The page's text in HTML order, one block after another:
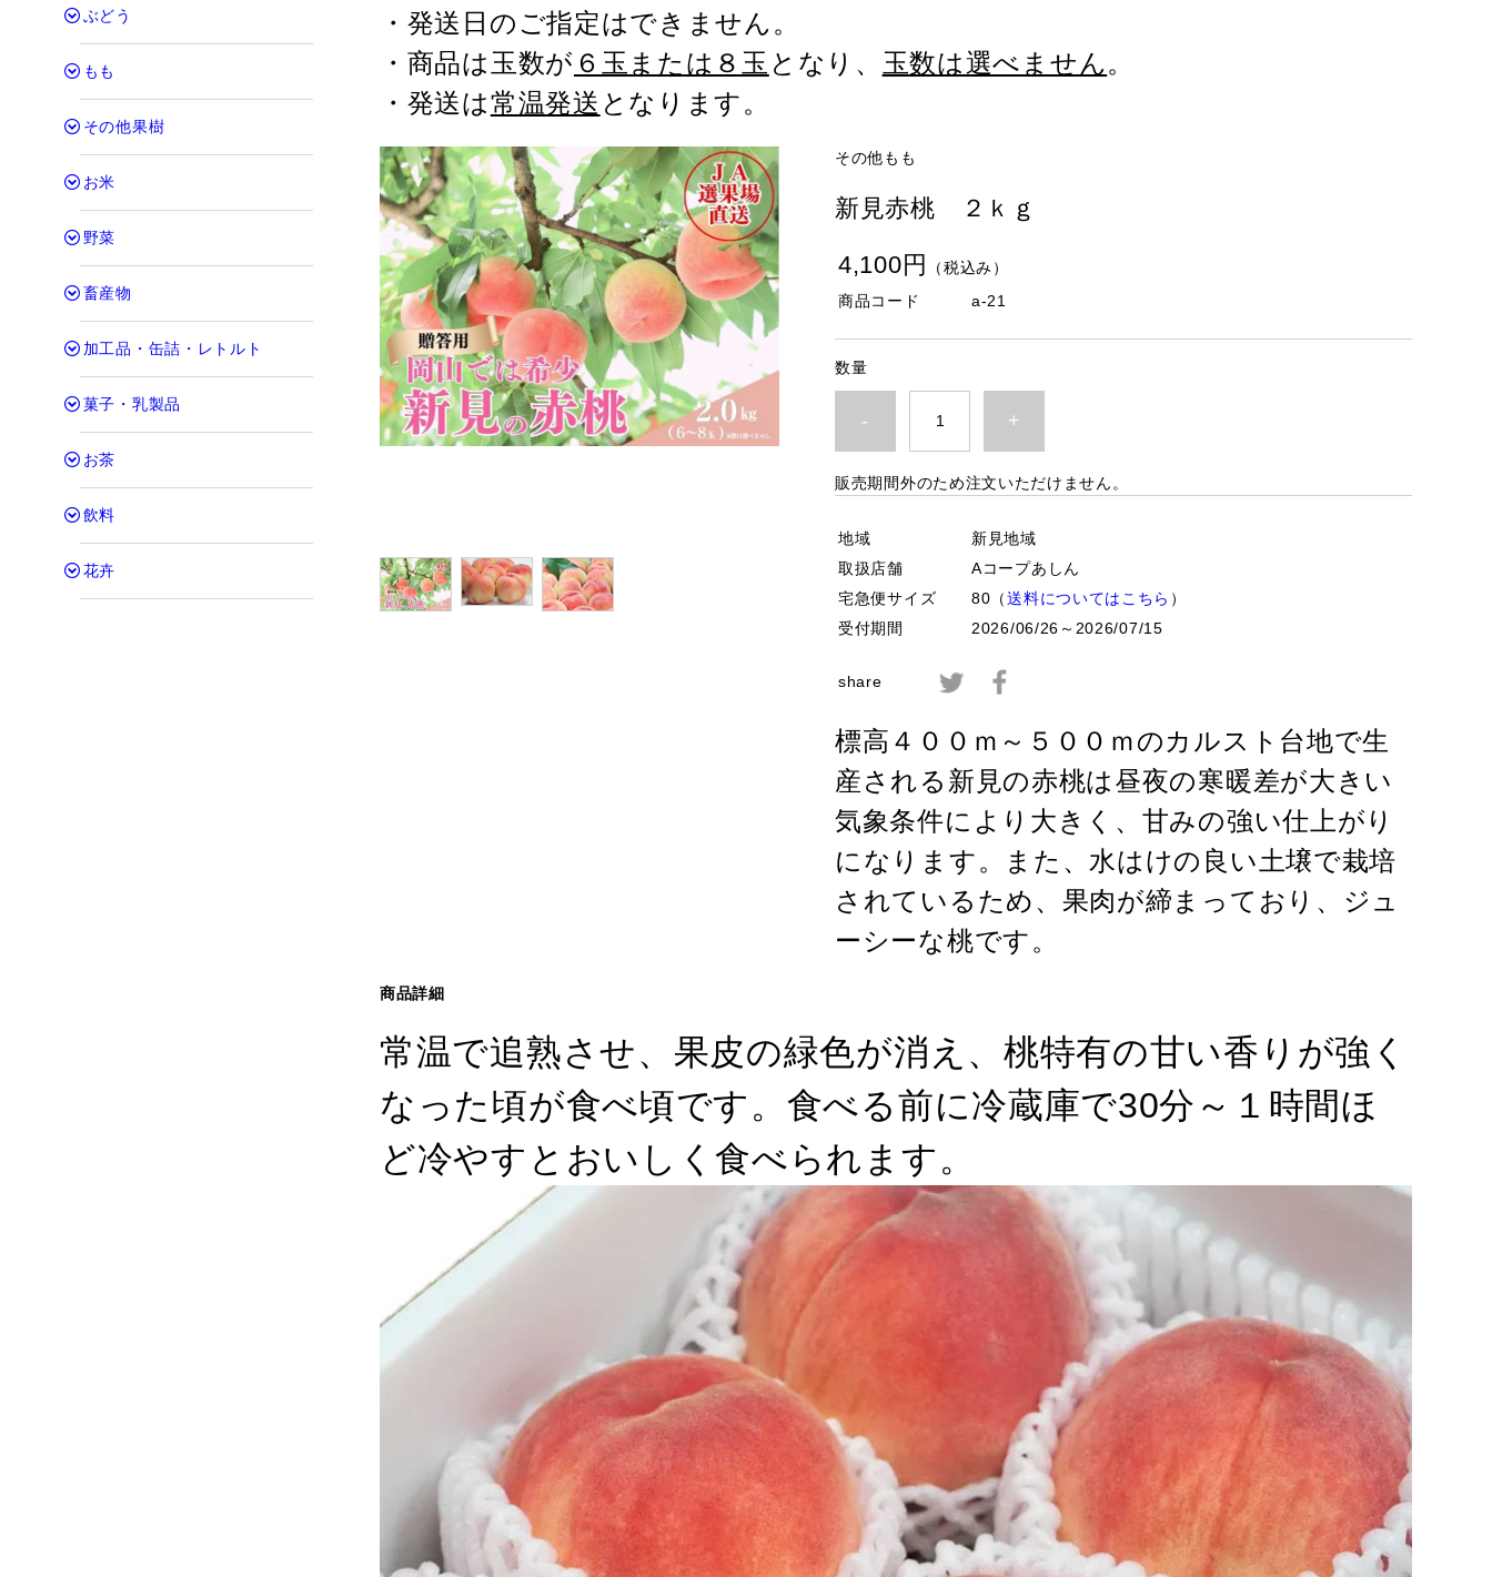
・発送日のご指定はできません。
・商品は玉数が ６玉または８玉 となり、 玉数は選べません。
・発送は常温発送 となります。
その他もも
新見赤桃 ２ｋｇ
4,100円
（税込み）
商品コード
a-21
数量
- +
販売期間外のため注文いただけません。
地域
新見地域
取扱店舗
Aコープあしん
宅急便サイズ
80（送料についてはこちら ）
受付期間
2026/06/26～2026/07/15
share
標高４００ｍ～５００ｍのカルスト台地で生
産される新見の赤桃は昼夜の寒暖差が大きい
気象条件により大きく、甘みの強い仕上がり
になります。また、水はけの良い土壌で栽培
されているため、果肉が締まっており、ジュ
ーシーな桃です。
商品詳細
常温で追熟させ、果皮の緑色が消え、桃特有の甘い香りが強く
なった頃が食べ頃です。食べる前に冷蔵庫で30分～１時間ほ
ど冷やすとおいしく食べられます。
ぶどう
もも
その他果樹
お米
野菜
畜産物
加工品・缶詰・レトルト
菓子・乳製品
お茶
飲料
花卉